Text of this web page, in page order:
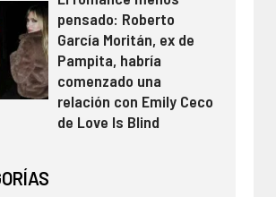
pensado: Roberto
García Moritán, ex de
Pampita, habría
comenzado una
relación con Emily Ceco
de Love Is Blind